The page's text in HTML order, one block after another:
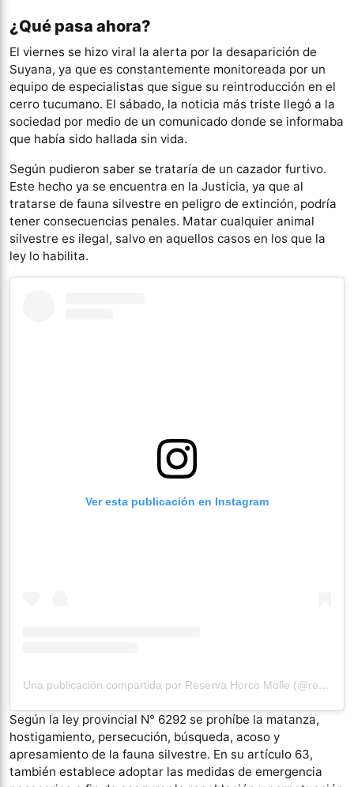
¿Qué pasa ahora?
El viernes se hizo viral la alerta por la desaparición de
Suyana, ya que es constantemente monitoreada por un
equipo de especialistas que sigue su reintroducción en el
cerro tucumano. El sábado, la noticia más triste llegó a la
sociedad por medio de un comunicado donde se informaba
que había sido hallada sin vida.
Según pudieron saber se trataría de un cazador furtivo.
Este hecho ya se encuentra en la Justicia, ya que al
tratarse de fauna silvestre en peligro de extinción, podría
tener consecuencias penales. Matar cualquier animal
silvestre es ilegal, salvo en aquellos casos en los que la
ley lo habilita.
Ver esta publicación en Instagram
Una publicación compartida por Reserva Horco Molle (@reservahorcomolle)
Según la ley provincial N° 6292 se prohíbe la matanza,
hostigamiento, persecución, búsqueda, acoso y
apresamiento de la fauna silvestre. En su artículo 63,
también establece adoptar las medidas de emergencia